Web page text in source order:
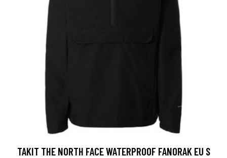
TAKIT THE NORTH FACE WATERPROOF FANORAK EU S